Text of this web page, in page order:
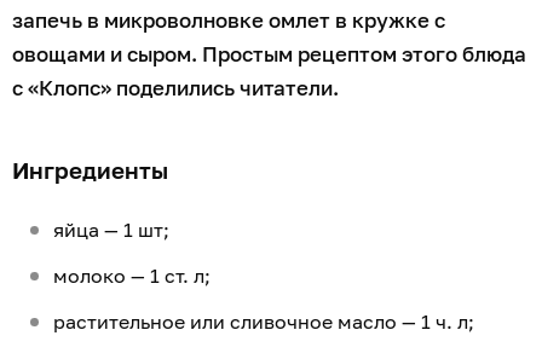
запечь в микроволновке омлет в кружке с
овощами и сыром. Простым рецептом этого блюда
с «Клопс» поделились читатели.
Ингредиенты
яйца — 1 шт;
молоко — 1 ст. л;
растительное или сливочное масло — 1 ч. л;